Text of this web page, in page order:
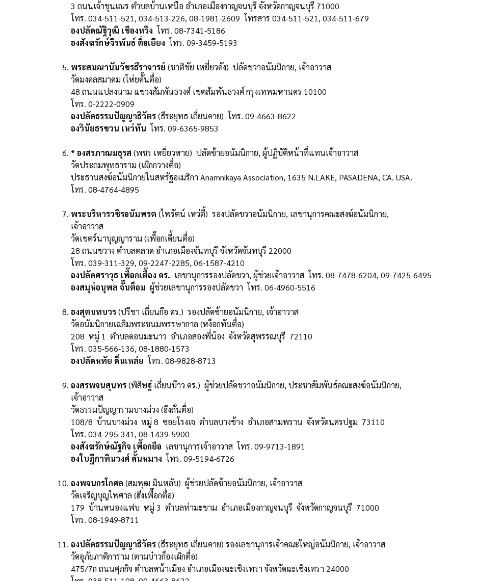
3 ถนนเจ้าขุนเณร ตำบลบ้านเหนือ อำเภอเมืองกาญจนบุรี จังหวัดกาญจนบุรี 71000
โทร. 034-511-521, 034-513-226, 08-1981-2609 โทรสาร 034-511-521, 034-511-679
องปลัดณัฐิวุฒิ เชืองหวึง โทร. 08-7341-5186
องสังฆรักษ์จิรพันธ์ ตื่อเยียง โทร. 09-3459-5193
พระสมณานัมวัชรธีราจารย์ (ชาติชัย เหยี่ยวคัง) ปลัดขวาอนัมนิกาย, เจ้าอาวาส
วัดมงคลสมาคม (โห่ยคั้นตื่อ)
48 ถนนแปลงนาม แขวงสัมพันธวงศ์ เขตสัมพันธวงศ์ กรุงเทพมหานคร 10100
โทร. 0-2222-0909
องปลัดธรรมปัญญาธิวัตร(ธีระยุทธ เถี่ยนคาย) โทร. 09-4663-8622
องวินัยธรชวน เหว่ทัน โทร. 09-6365-9853
* องสรภาณมธุรส (พชร เหยี่ยวหาย) ปลัดซ้ายอนัมนิกาย, ผู้ปฏิบัติหน้าที่แทนเจ้าอาวาส
วัดประถมพุทธาราม (เผิกกวางตื่อ)
ประธานสงฆ์อนัมนิกายในสหรัฐอเมริกา Anamnikaya Association, 1635 N.LAKE, PASADENA, CA. USA.
โทร. 08-4764-4895
พระบริหารวชิรอนัมพรต (ไพรัตน์ เหว่ตี้) รองปลัดขวาอนัมนิกาย, เลขานุการคณะสงฆ์อนัมนิกาย,
เจ้าอาวาส
วัดเขตร์นาบุญญาราม (เพื๊อกเดี้ยนตื่อ)
28 ถนนขวาง ตำบลตลาด อำเภอเมืองจันทบุรี จังหวัดจันทบุรี 22000
โทร. 039-311-329, 09-2247-2285, 06-1587-4210
องปลัดศราวุธ เพื๊อกเตื๊อง ดร. เลขานุการรองปลัดขวา, ผู้ช่วยเจ้าอาวาส โทร. 08-7478-6204, 09-7425-6495
องสมุห์อนุพล จั๊นต็อม ผู้ช่วยเลขานุการรองปลัดขวา โทร. 06-4960-5516
องสุตบทบวร(ปรีชา เถี่ยนกือ ดร.) รองปลัดซ้ายอนัมนิกาย, เจ้าอาวาส
วัดอนัมนิกายเฉลิมพระชนมพรรษากาล (หง็อกทันตื่อ)
208 หมู่ 1 ตำบลดอนมะนาว อำเภอสองพี่น้อง จังหวัดสุพรรณบุรี 72110
โทร. 035-566-136, 08-1880-1573
องปลัดหทัย ดิ่นเหล่ย โทร. 08-9828-8713
องสรพจนสุนทร(พิสิษฐ์ เถี่ยนบ๊าว ดร.) ผู้ช่วยปลัดขวาอนัมนิกาย, ประชาสัมพันธ์คณะสงฆ์อนัมนิกาย,
เจ้าอาวาส
วัดธรรมปัญญารามบางม่วง (ฮึงถั่นตื่อ)
108/8 บ้านบางม่วง หมู่ 8 ซอยโรงเจ ตำบลบางช้าง อำเภอสามพราน จังหวัดนครปฐม 73110
โทร. 034-295-341, 08-1439-5900
องสังฆรักษ์ณัฐกิจ เพื๊อกยือ เลขานุการเจ้าอาวาส โทร. 09-9713-1891
องใบฎีกาทินวงศ์ คั้นหมาง โทร. 09-5194-6726
องพจนกรโกศล (สมพุฒ มินหลับ) ผู้ช่วยปลัดซ้ายอนัมนิกาย, เจ้าอาวาส
วัดเจริญบุญไพศาล (ฮึงเพื๊อกตื่อ)
179 บ้านหนองแฟบ หมู่ 3 ตำบลท่ามะขาม อำเภอเมืองกาญจนบุรี จังหวัดกาญจนบุรี 71000
โทร. 08-1949-8711
องปลัดธรรมปัญญาธิวัตร(ธีระยุทธ เถี่ยนคาย) รองเลขานุการเจ้าคณะใหญ่อนัมนิกาย, เจ้าอาวาส
วัดอุภัยภาติการาม (ตามบ๋าวก็องเผิกตื่อ)
475/7ก ถนนศุภกิจ ตำบลหน้าเมือง อำเภอเมืองฉะเชิงเทรา จังหวัดฉะเชิงเทรา 24000